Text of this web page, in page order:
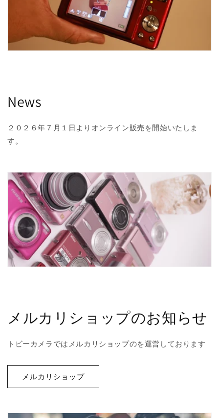
News
２０２６年７月１日よりオンライン販売を開始いたしま
す。
メルカリショップのお知らせ
トビーカメラではメルカリショップのを運営しております
メルカリショップ